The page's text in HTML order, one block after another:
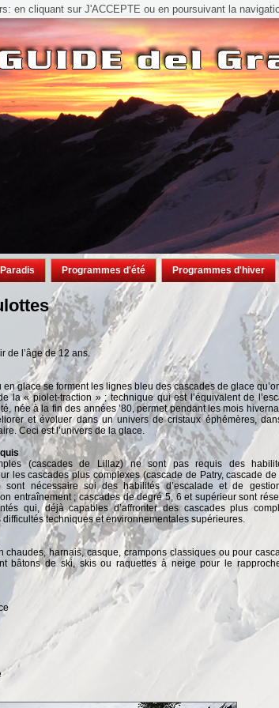
Programmes d'été Programmes d'hiver
de l’âge de 12 ans.
en glace se forment les lignes bleu des cascades de glace
la « piolet-traction » ; technique qui est l’équivalent de
née à la fin des années ’80, permet pendant les mois
et évoluer dans un univers de cristaux éphémères,
Ceci est l’univers de la glace.
(cascades de Lillaz) ne sont pas requis des
les cascades plus complexes (cascade de Patry, cascade
sont nécessaire soi des habilités d’escalade et de
entraînement ; cascades de degré 5, 6 et supérieur sont
qui, déjà capables d’affronter des cascades plus
difficultés techniques et environnementales supérieures.
chaudes, harnais, casque, crampons classiques ou pour
bâtons de ski, skis ou raquettes à neige pour le
en cliquant sur J'ACCEPTE ou en poursuivant la